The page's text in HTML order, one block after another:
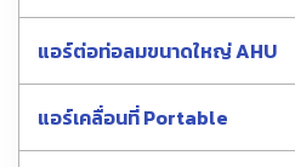
แอร์ต่อท่อลมขนาดใหญ่ AHU
แอร์เคลื่อนที่ Portable